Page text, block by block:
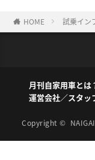
HOME 試乗イン
月刊自家用車とは
運営会社／スタッ
Copyright ©